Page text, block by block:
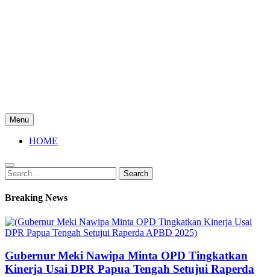
Menu
HOME
Search
for:
Search
Breaking News
Gubernur Meki Nawipa Minta OPD Tingkatkan
Kinerja Usai DPR Papua Tengah Setujui Raperda